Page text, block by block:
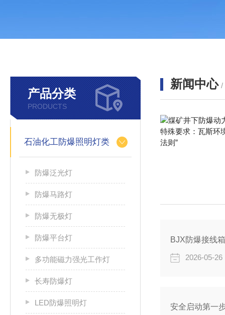
产品分类
PRODUCTS
石油化工防爆照明灯类
防爆泛光灯
防爆马路灯
防爆无极灯
防爆平台灯
多功能磁力强光工作灯
长寿防爆灯
LED防爆照明灯
新闻中心 /
BJX防爆接线
2026-05-26
安全启动第一